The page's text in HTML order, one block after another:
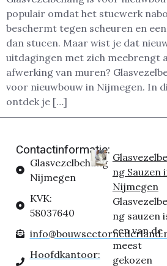
populair omdat het stucwerk
beschermt tegen scheuren en
dan stucen. Maar wist je dat
uitdagingen met zich meebrengt
afwerking van muren?
voor nieuwbouw in Nijmegen. In
ontdek je […]
Contactinformatie:
Glasvezelbehang
Nijmegen
KVK:
58037640
Hoofdkantoor:
ng Sauzen
Nijmegen
ng sauzen
een van de
meest
gekozen